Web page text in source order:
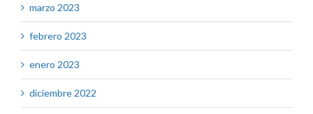
marzo 2023
febrero 2023
enero 2023
diciembre 2022